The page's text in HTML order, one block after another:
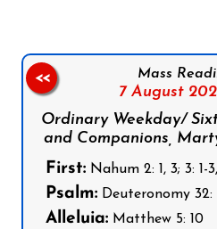
Mass
7 August
Ordinary Weekday/
and Companions,
First: Nahum 2: 1, 3; 3: 1-
Psalm: Deuteronomy 32:
Alleluia: Matthew 5: 10
<<